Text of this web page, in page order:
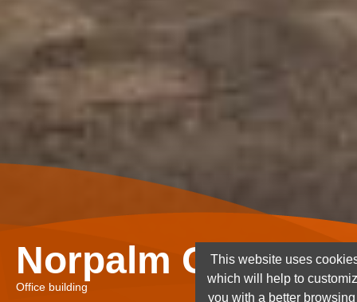
Norpalm Ghana
Office building
This website uses
which will help to
you with a better